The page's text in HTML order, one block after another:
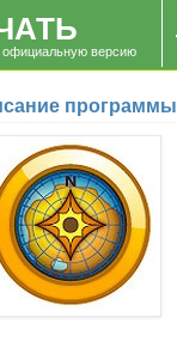
официальную версию
программы